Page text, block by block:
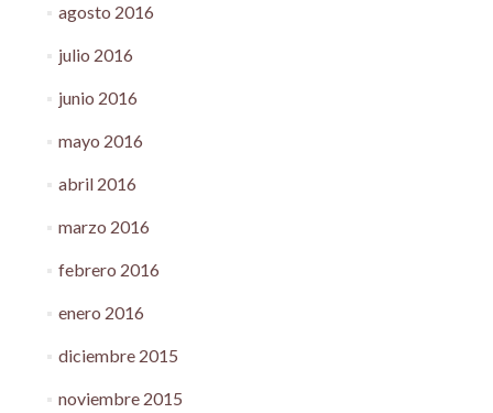
agosto 2016
julio 2016
junio 2016
mayo 2016
abril 2016
marzo 2016
febrero 2016
enero 2016
diciembre 2015
noviembre 2015